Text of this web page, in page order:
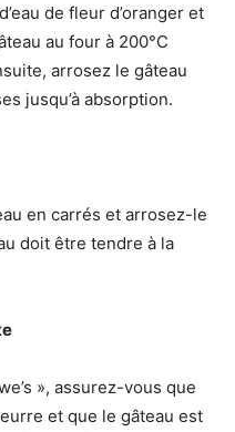
de fleur d’oranger et
au four à 200°C
arrosez le gâteau
jusqu’à absorption.
en carrés et arrosez-le
doit être tendre à la
», assurez-vous que
et que le gâteau est